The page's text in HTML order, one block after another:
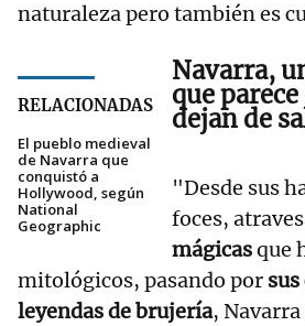
naturaleza pero también es
RELACIONADAS
El pueblo medieval
de Navarra que
conquistó a
Hollywood, según
National
Geographic
Navarra,
que
dejan de
"Desde sus
foces,
mágicasque
mitológicos, pasando por sus
leyendas de brujería, Navarra